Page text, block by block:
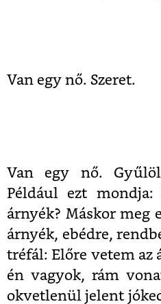
Egy
Van egy nő. Szeret.
Egy
Van egy nő.
Például ezt
árnyék? Máskor meg
árnyék, ebédre,
tréfál: Előre vetem az
én vagyok, rám
okvetlenül jelent